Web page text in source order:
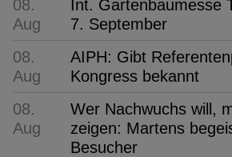
08.
Aug
Int. Gartenbaumesse
7. September
08.
Aug
AIPH: Gibt
Kongress bekannt
08.
Aug
Wer Nachwuchs will,
zeigen: Martens
Besucher